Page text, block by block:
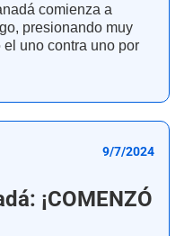
comienza a
presionando muy
uno contra uno por
9/7/2024
¡COMENZÓ